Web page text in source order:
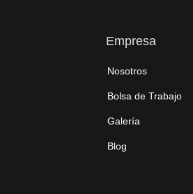
Empresa
Nosotros
Bolsa de Trabajo
Galería
Blog